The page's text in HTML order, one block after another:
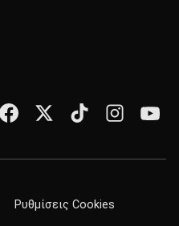
Ρυθμίσεις Cookies